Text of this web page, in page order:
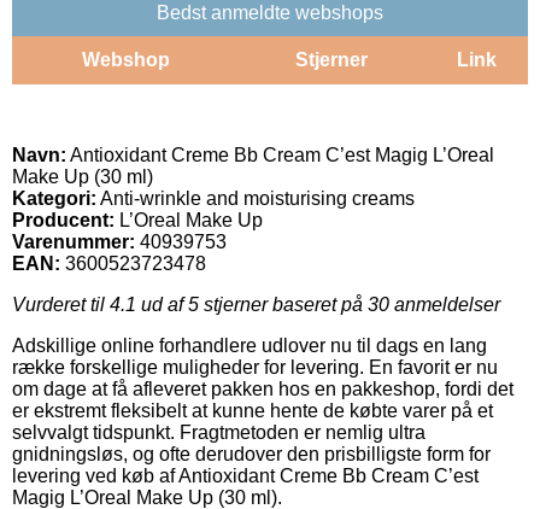
Bedst anmeldte webshops
Webshop Stjerner Link
Navn: Antioxidant Creme Bb Cream C’est Magig L’Oreal
Make Up (30 ml)
Kategori: Anti-wrinkle and moisturising creams
Producent: L’Oreal Make Up
Varenummer: 40939753
EAN: 3600523723478
Vurderet til 4.1 ud af 5 stjerner baseret på 30 anmeldelser
Adskillige online forhandlere udlover nu til dags en lang
række forskellige muligheder for levering. En favorit er nu
om dage at få afleveret pakken hos en pakkeshop, fordi det
er ekstremt fleksibelt at kunne hente de købte varer på et
selvvalgt tidspunkt. Fragtmetoden er nemlig ultra
gnidningsløs, og ofte derudover den prisbilligste form for
levering ved køb af Antioxidant Creme Bb Cream C’est
Magig L’Oreal Make Up (30 ml).